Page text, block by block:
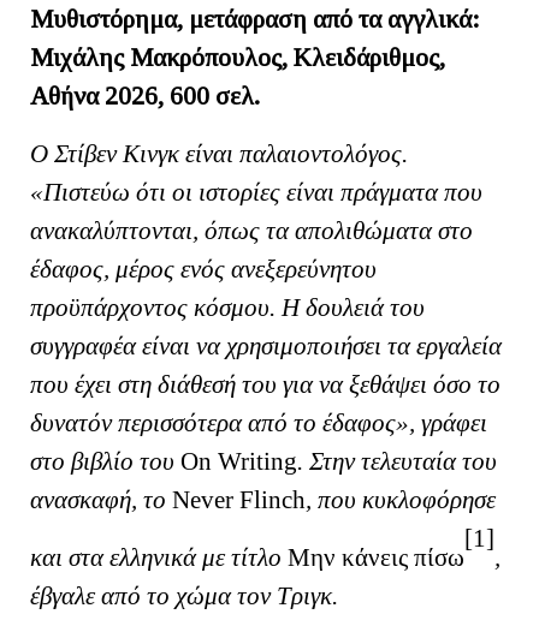
Μυθιστόρημα, μετάφραση από τα αγγλικά:
Μιχάλης Μακρόπουλος, Κλειδάριθμος,
Αθήνα 2026, 600 σελ.
Ο Στίβεν Κινγκ είναι παλαιοντολόγος.
«Πιστεύω ότι οι ιστορίες είναι πράγματα που
ανακαλύπτονται, όπως τα απολιθώματα στο
έδαφος, μέρος ενός ανεξερεύνητου
προϋπάρχοντος κόσμου. Η δουλειά του
συγγραφέα είναι να χρησιμοποιήσει τα εργαλεία
που έχει στη διάθεσή του για να ξεθάψει όσο το
δυνατόν περισσότερα από το έδαφος», γράφει
στο βιβλίο του On Writing. Στην τελευταία του
ανασκαφή, το Never Flinch, που κυκλοφόρησε
και στα ελληνικά με τίτλο Μην κάνεις πίσω
[1]
,
έβγαλε από το χώμα τον Τριγκ.